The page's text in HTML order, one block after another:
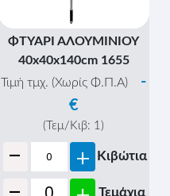
ΦΤΥΑΡΙ ΑΛΟΥΜΙΝΙΟΥ
40x40x140cm 1655
Τιμή τμχ. (Χωρίς Φ.Π.Α)
-
€
(Τεμ/Κιβ: 1)
- + Κιβώτια
Τεμάχια